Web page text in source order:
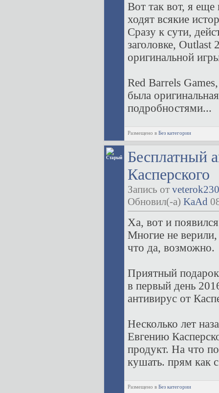
Вот так вот, я
ходят всякие
Сразу к сути,
заголовке, Outlast
оригинальной
Red Barrels
была
подробностями...
Размещено в Без категории
Бесплатный
Касперского
Запись от
Обновил(-а) KaAd
Ха, вот и
Многие не
что да, возможно.
Приятный
в первый день
антивирус от
Несколько лет
Евгению
продукт. На что
кушать. прям как
Размещено в Без категории